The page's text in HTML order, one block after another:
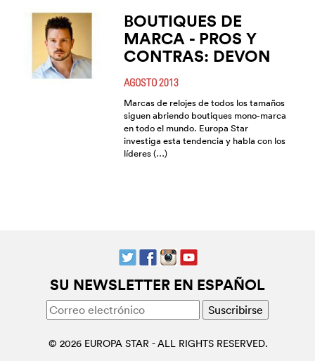
BOUTIQUES DE
MARCA - PROS Y
CONTRAS: DEVON
AGOSTO 2013
Marcas de relojes de todos los tamaños
siguen abriendo boutiques mono-marca
en todo el mundo. Europa Star
investiga esta tendencia y habla con los
líderes (…)
SU NEWSLETTER EN ESPAÑOL
© 2026 EUROPA STAR - ALL RIGHTS RESERVED.